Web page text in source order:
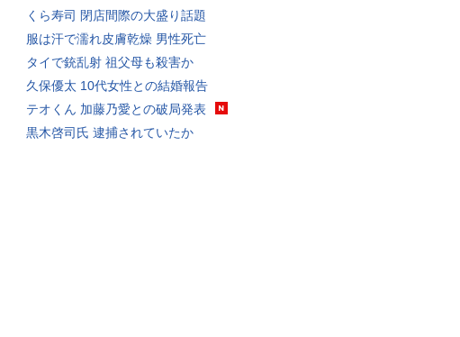
くら寿司 閉店間際の大盛り話題
服は汗で濡れ皮膚乾燥 男性死亡
タイで銃乱射 祖父母も殺害か
久保優太 10代女性との結婚報告
テオくん 加藤乃愛との破局発表
黒木啓司氏 逮捕されていたか